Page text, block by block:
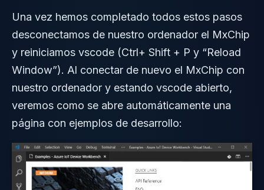
Una vez hemos completado todos estos pasos
desconectamos de nuestro ordenador el MxChip
y reiniciamos vscode (Ctrl+ Shift + P y “Reload
Window”). Al conectar de nuevo el MxChip con
nuestro ordenador y estando vscode abierto,
veremos como se abre automáticamente una
página con ejemplos de desarrollo: